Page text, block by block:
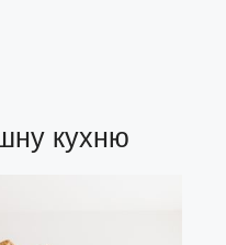
кухню